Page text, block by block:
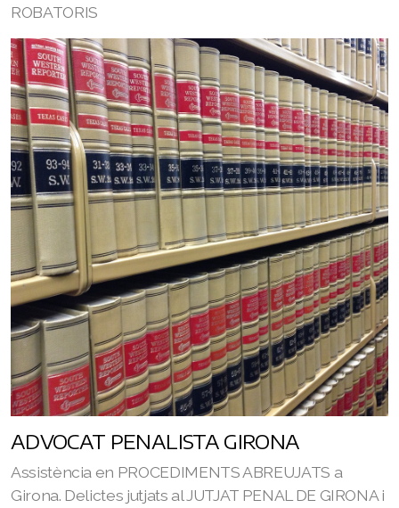
ROBATORIS
ADVOCAT PENALISTA GIRONA
Assistència en PROCEDIMENTS ABREUJATS a
Girona. Delictes jutjats al JUTJAT PENAL DE GIRONA i